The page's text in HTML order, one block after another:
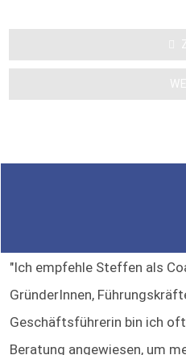
"Ich empfehle Steffen als
GründerInnen,
Geschäftsführerin bin ich
Beratung angewiesen, um